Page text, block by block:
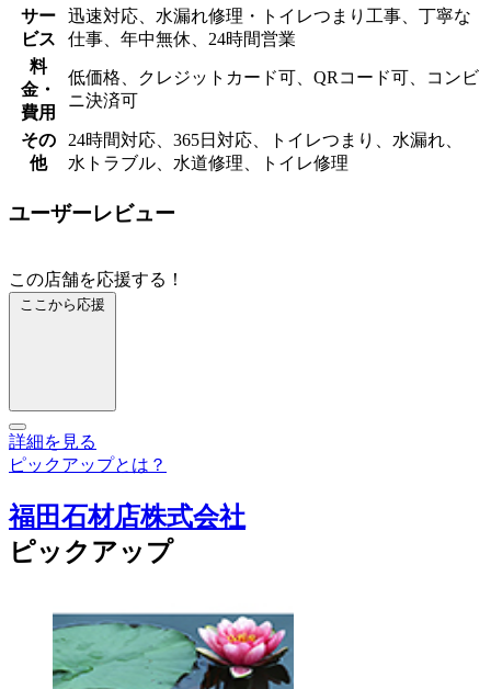
サー
ビス
迅速対応、水漏れ修理・トイレつまり工事、丁寧な
仕事、年中無休、24時間営業
料
金・
費用
低価格、クレジットカード可、QRコード可、コンビ
ニ決済可
その
他
24時間対応、365日対応、トイレつまり、水漏れ、
水トラブル、水道修理、トイレ修理
ユーザーレビュー
この店舗を応援する！
ここから応援
詳細を見る
ピックアップとは？
福田石材店株式会社
ピックアップ